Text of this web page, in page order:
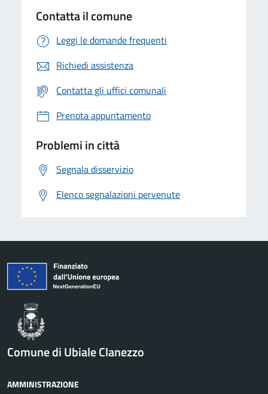
Contatta il comune
Leggi le domande frequenti
Richiedi assistenza
Contatta gli uffici comunali
Prenota appuntamento
Problemi in città
Segnala disservizio
Elenco segnalazioni pervenute
Comune di Ubiale Clanezzo
AMMINISTRAZIONE